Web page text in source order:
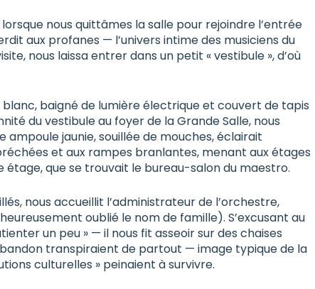
nous quittâmes la salle pour rejoindre l’entrée
aux profanes — l’univers intime des musiciens du
nous laissa entrer dans un petit « vestibule », d’où
baigné de lumière électrique et couvert de tapis
du vestibule au foyer de la Grande Salle, nous
jaunie, souillée de mouches, éclairait
et aux rampes branlantes, menant aux étages
étage, que se trouvait le bureau-salon du maestro.
nous accueillit l’administrateur de l’orchestre,
oublié le nom de famille). S’excusant au
un peu » — il nous fit asseoir sur des chaises
transpiraient de partout — image typique de la
culturelles » peinaient à survivre.